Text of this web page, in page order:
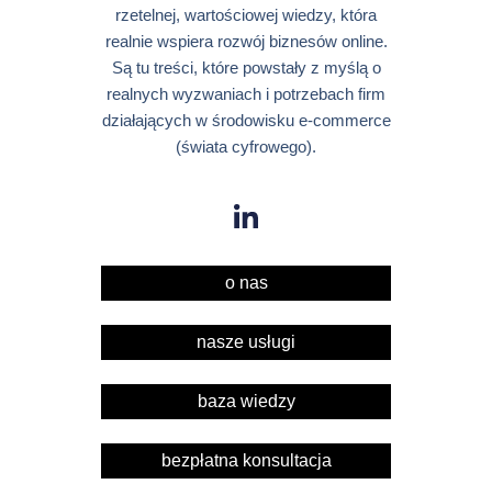
rzetelnej, wartościowej wiedzy, która
realnie wspiera rozwój biznesów online.
Są tu treści, które powstały z myślą o
realnych wyzwaniach i potrzebach firm
działających w środowisku e-commerce
(świata cyfrowego).
o nas
nasze usługi
baza wiedzy
bezpłatna konsultacja